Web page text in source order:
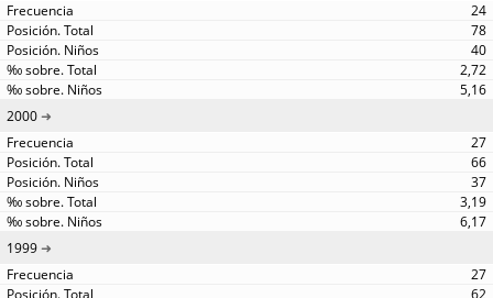
24
78
40
2,72
5,16
2000
27
66
37
3,19
6,17
1999
27
62